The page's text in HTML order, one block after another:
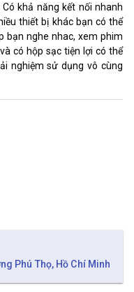
khả năng kết nối nhanh
thiết bị khác bạn có thể
bạn nghe nhac, xem phim
có hộp sạc tiện lợi có thể
nghiệm sử dụng vô cùng
Phú Thọ, Hồ Chí Minh